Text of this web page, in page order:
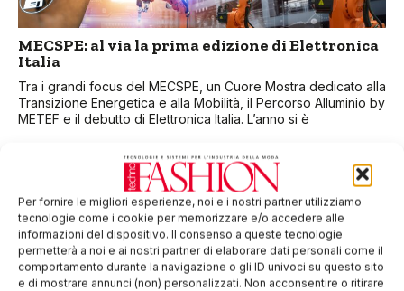
Per fornire le migliori esperienze, noi e i nostri partner utilizziamo
tecnologie come i cookie per memorizzare e/o accedere alle
informazioni del dispositivo. Il consenso a queste tecnologie
permetterà a noi e ai nostri partner di elaborare dati personali come il
comportamento durante la navigazione o gli ID univoci su questo sito
e di mostrare annunci (non) personalizzati. Non acconsentire o ritirare
MECSPE: al via la prima edizione di Elettronica
Italia
Tra i grandi focus del MECSPE, un Cuore Mostra dedicato alla
Transizione Energetica e alla Mobilità, il Percorso Alluminio by
METEF e il debutto di Elettronica Italia. L’anno si è